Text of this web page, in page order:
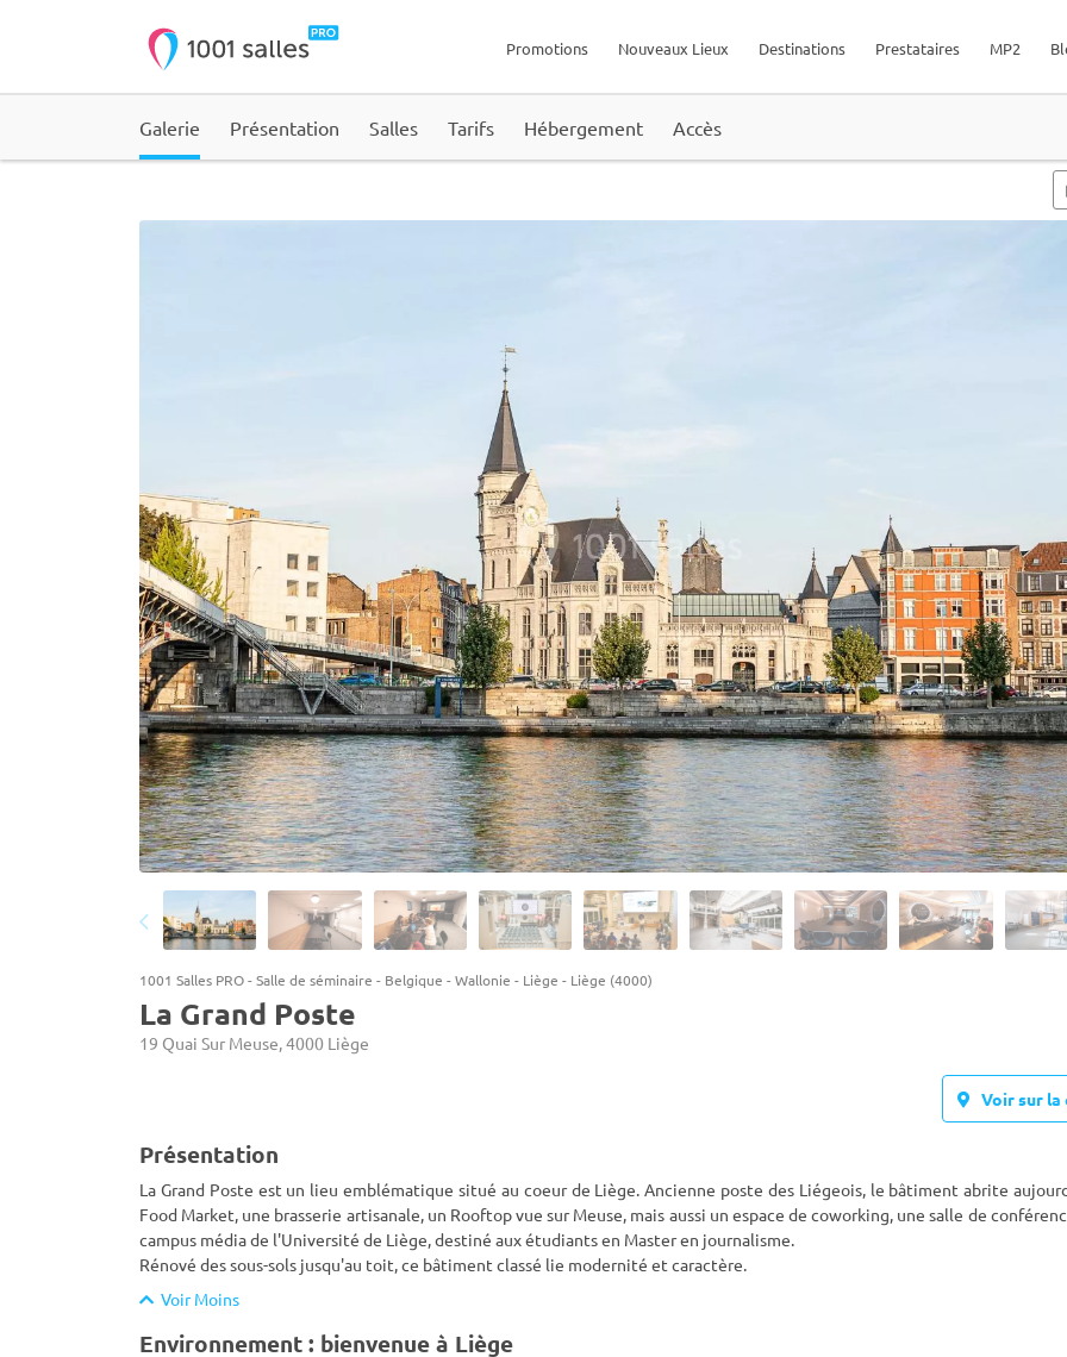
MP2
Prestataires
Destinations
Nouveaux Lieux
Promotions
Galerie Présentation Salles Tarifs Hébergement Accès
1001 Salles PRO-Salle de séminaire - Belgique -Wallonie - Liège - Liège (4000)
La Grand Poste
19 Quai Sur Meuse, 4000 Liège
Voir sur la
Présentation
La Grand Poste est un lieu emblématique situé au coeur de Liège. Ancienne poste des Liégeois, le bâtiment abrite
Food Market, une brasserie artisanale, un Rooftop vue sur Meuse, mais aussi un espace de coworking, une salle de conférenc
campus média de l'Université de Liège, destiné aux étudiants en Master en journalisme.
Rénové des sous-sols jusqu'au toit, ce bâtiment classé lie modernité et caractère.
Voir Moins
Environnement : bienvenue à Liège